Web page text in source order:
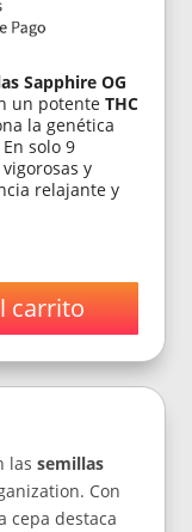
Sapphire OG
un potenteTHC
la genética
solo 9
y
relajante y
carrito
lassemillas
Con
cepa destaca